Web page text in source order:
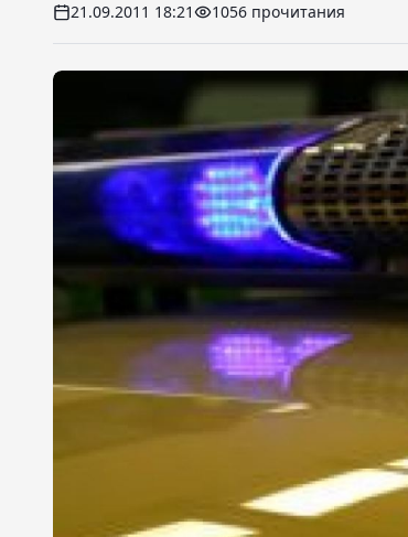
21.09.2011 18:21 1056 прочитания